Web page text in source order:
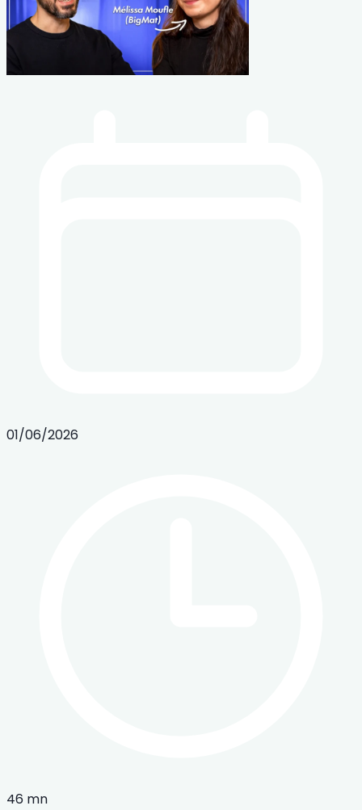
01/06/2026
46 mn